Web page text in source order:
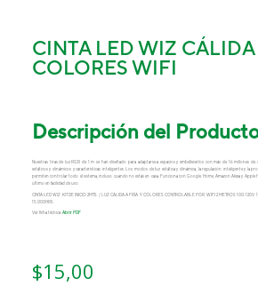
CINTA LED WIZ CÁLIDA
COLORES WIFI
Descripción del
Nuestras tiras de luz RGB de 1 m se han diseñado para adaptarse a espacios y embellecerlos con más de 16 millones de
estáticos y dinámicos y características inteligentes. Los modos de luz estática y dinámica, la regulación inteligente y la
permiten controlar todo el sistema, incluso cuando no estás en casa. Funciona con Google Home, Amazon Alexa y Apple
último en facilidad de uso.
CINTA LED WIZ KIT DE INICIO 2MTS / LUZ CÁLIDA A FRÍA Y COLORES CONTROLABLE POR WIFI 2 METROS 100-
15.000HRS
Ver ficha técnica: Abrir PDF
$15,00